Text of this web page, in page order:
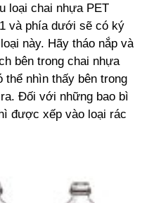
loại chai nhựa PET
và phía dưới sẽ có ký
này. Hãy tháo nắp và
bên trong chai nhựa
thể nhìn thấy bên trong
Đối với những bao bì
được xếp vào loại rác